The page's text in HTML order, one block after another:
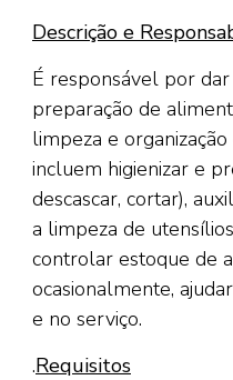
Descrição e
É responsável por
preparação de
limpeza e
incluem higienizar e
descascar, cortar),
a limpeza de
controlar estoque de
ocasionalmente,
e no serviço.
.Requisitos